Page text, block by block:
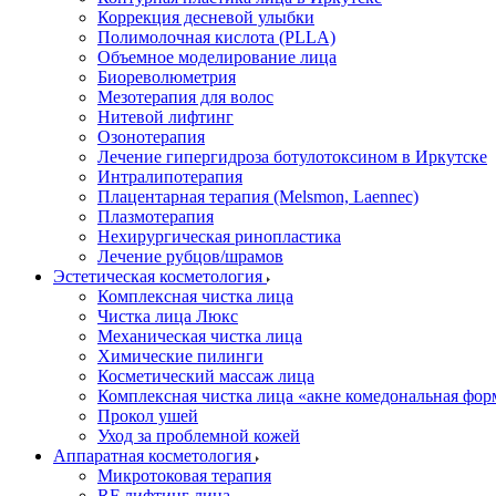
Коррекция десневой улыбки
Полимолочная кислота (PLLA)
Объемное моделирование лица
Биореволюметрия
Мезотерапия для волос
Нитевой лифтинг
Озонотерапия
Лечение гипергидроза ботулотоксином в Иркутске
Интралипотерапия
Плацентарная терапия (Melsmon, Laennec)
Плазмотерапия
Нехирургическая ринопластика
Лечение рубцов/шрамов
Эстетическая косметология
Комплексная чистка лица
Чистка лица Люкс
Механическая чистка лица
Химические пилинги
Косметический массаж лица
Комплексная чистка лица «акне комедональная
Прокол ушей
Уход за проблемной кожей
Аппаратная косметология
Микротоковая терапия